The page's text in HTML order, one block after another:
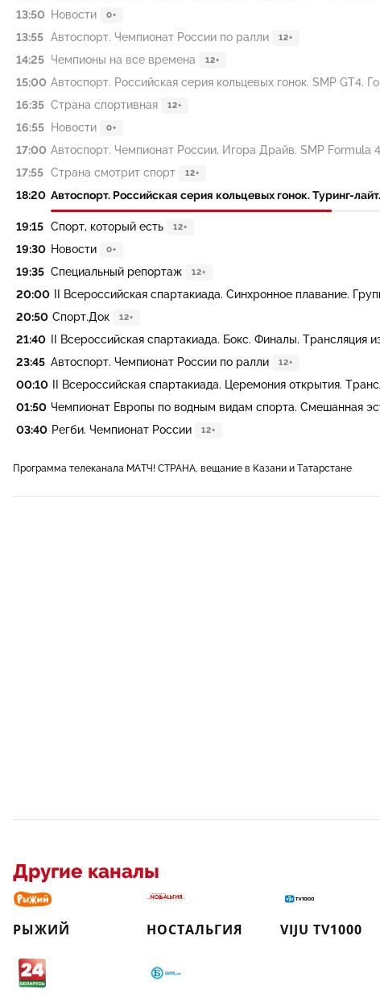
13:50
Новости 0+
13:55 Автоспорт. Чемпионат России по ралли 12+
14:25 Чемпионы на все времена 12+
15:00 Автоспорт. Российская серия кольцевых гонок. SMP GT4.
16:35 Страна спортивная 12+
16:55 Новости 0+
17:00 Автоспорт. Чемпионат России. Игора Драйв. SMP Formula
17:55 Страна смотрит спорт 12+
18:20 Автоспорт. Российская серия кольцевых гонок. Туринг-лайт.
19:15 Спорт, который есть 12+
19:30 Новости 0+
19:35 Специальный репортаж 12+
20:00 II Всероссийская спартакиада. Синхронное плавание.
20:50 Спорт.Док 12+
21:40 II Всероссийская спартакиада. Бокс. Финалы. Трансляция
23:45 Автоспорт. Чемпионат России по ралли 12+
00:10 II Всероссийская спартакиада. Церемония открытия.
01:50 Чемпионат Европы по водным видам спорта. Смешанная
03:40 Регби. Чемпионат России 12+
Программа телеканала МАТЧ! СТРАНА, вещание в Казани и Татарстане
Другие каналы
РЫЖИЙ НОСТАЛЬГИЯ VIJU TV1000